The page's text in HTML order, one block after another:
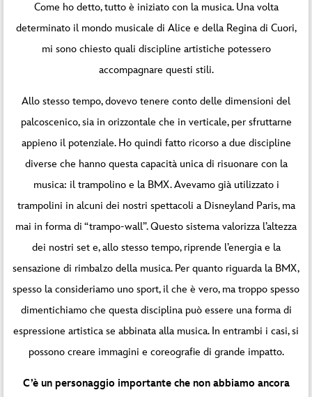
Come ho detto, tutto è iniziato con la musica. Una volta
determinato il mondo musicale di Alice e della Regina di Cuori,
mi sono chiesto quali discipline artistiche potessero
accompagnare questi stili.
Allo stesso tempo, dovevo tenere conto delle dimensioni del
palcoscenico, sia in orizzontale che in verticale, per sfruttarne
appieno il potenziale. Ho quindi fatto ricorso a due discipline
diverse che hanno questa capacità unica di risuonare con la
musica: il trampolino e la BMX. Avevamo già utilizzato i
trampolini in alcuni dei nostri spettacoli a Disneyland Paris, ma
mai in forma di “trampo-wall”. Questo sistema valorizza l’altezza
dei nostri set e, allo stesso tempo, riprende l’energia e la
sensazione di rimbalzo della musica. Per quanto riguarda la BMX,
spesso la consideriamo uno sport, il che è vero, ma troppo spesso
dimentichiamo che questa disciplina può essere una forma di
espressione artistica se abbinata alla musica. In entrambi i casi, si
possono creare immagini e coreografie di grande impatto.
C’è un personaggio importante che non abbiamo ancora